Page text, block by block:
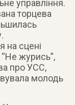
управління.
торцева
на сцені
журись”,
про УСС,
молодь